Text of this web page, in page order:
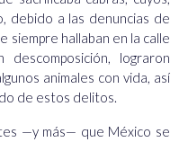
debido a las denuncias de
siempre hallaban en la calle
lograron
animales con vida, así
de estos delitos.
—y más— que México se